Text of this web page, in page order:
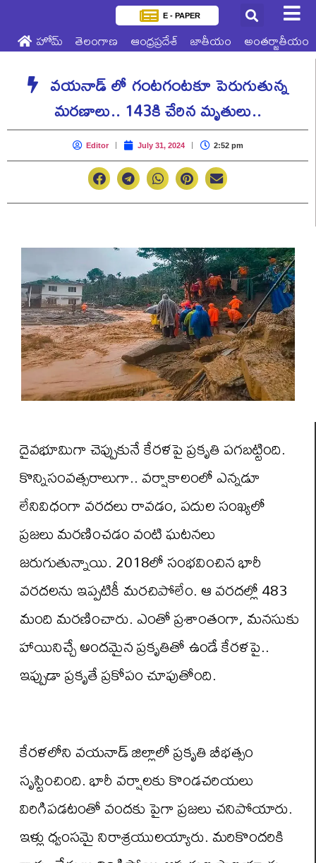
E - PAPER
హోమ్ తెలంగాణ ఆంధ్రప్రదేశ్ జాతీయం అంతర్జాతీయం
వయనాడ్ లో గంటగంటకూ పెరుగుతున్న
మరణాలు.. 143కి చేరిన మృతులు..
Editor July 31, 2024 2:52 pm
దైవభూమిగా చెప్పుకునే కేరళపై ప్రకృతి పగబట్టింది.
కొన్నిసంవత్సరాలుగా.. వర్షాకాలంలో ఎన్నడూ
లేనివిధంగా వరదలు రావడం, పదుల సంఖ్యలో
ప్రజలు మరణించడం వంటి ఘటనలు
జరుగుతున్నాయి. 2018లో సంభవించిన భారీ
వరదలను ఇప్పటికీ మరచిపోలేం. ఆ వరదల్లో 483
మంది మరణించారు. ఎంతో ప్రశాంతంగా, మనసుకు
హాయినిచ్చే అందమైన ప్రకృతితో ఉండే కేరళపై..
ఇప్పుడా ప్రకృతే ప్రకోపం చూపుతోంది.
కేరళలోని వయనాడ్‌ జిల్లాలో ప్రకృతి బీభత్సం
సృస్టించింది. భారీ వర్షాలకు కొండచరియలు
విరిగిపడటంతో వందకు పైగా ప్రజలు చనిపోయారు.
ఇళ్లు ధ్వంసమై నిరాశ్రయులయ్యారు. మరికొందరికి